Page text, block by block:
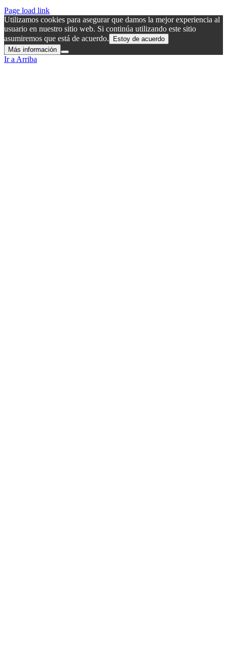
Page load link
Utilizamos cookies para asegurar que damos la mejor experiencia al
usuario en nuestro sitio web. Si continúa utilizando este sitio
asumiremos que está de acuerdo.
Estoy de acuerdo
Más información
Ir a Arriba